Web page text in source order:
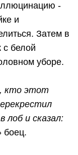
-
и
Затем в
с белой
уборе.
кто этот
лоб и сказал:
боец.